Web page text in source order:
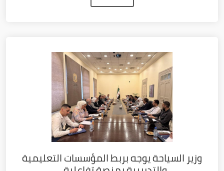
وزير السياحة يوجه بربط المؤسسات التعليمية